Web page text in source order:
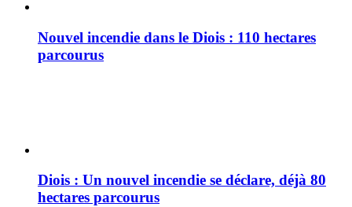
Nouvel incendie dans le Diois : 110 hectares
parcourus
Diois : Un nouvel incendie se déclare, déjà 80
hectares parcourus